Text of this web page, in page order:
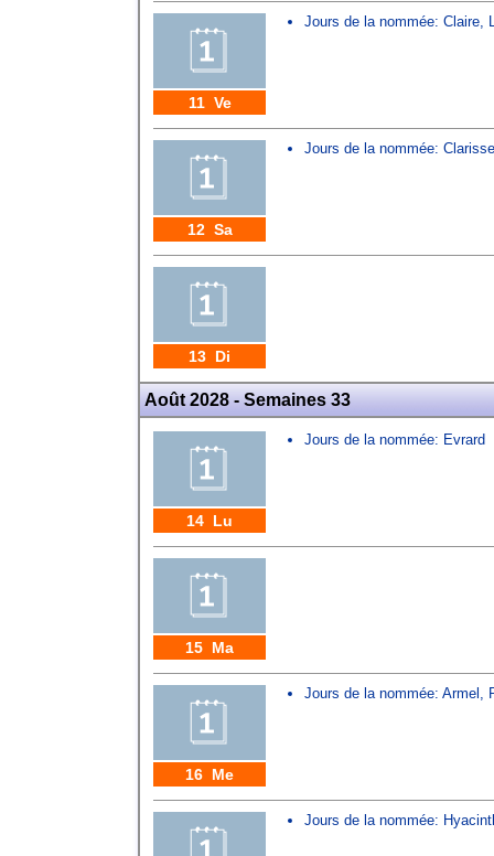
11 Ve
Jours de la nommée: Claire,
12 Sa
Jours de la nommée: Clarisse
13 Di
Août 2028 - Semaines 33
14 Lu
Jours de la nommée: Evrard
15 Ma
16 Me
Jours de la nommée: Armel ,
Jours de la nommée: